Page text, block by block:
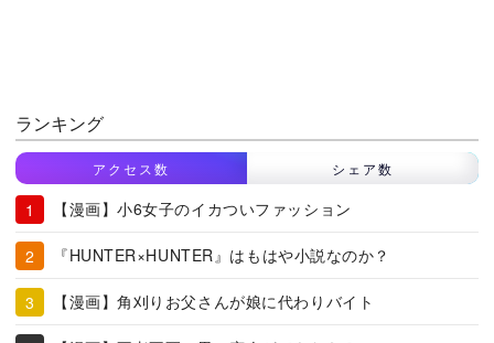
ランキング
アクセス数 シェア数
【漫画】小6女子のイカついファッション
『HUNTER×HUNTER』はもはや小説なのか？
【漫画】角刈りお父さんが娘に代わりバイト